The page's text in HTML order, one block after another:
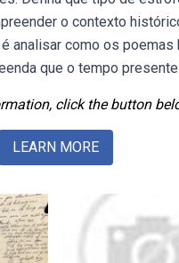
o contexto
analisar como os
que o tempo
click the button
LEARN MORE